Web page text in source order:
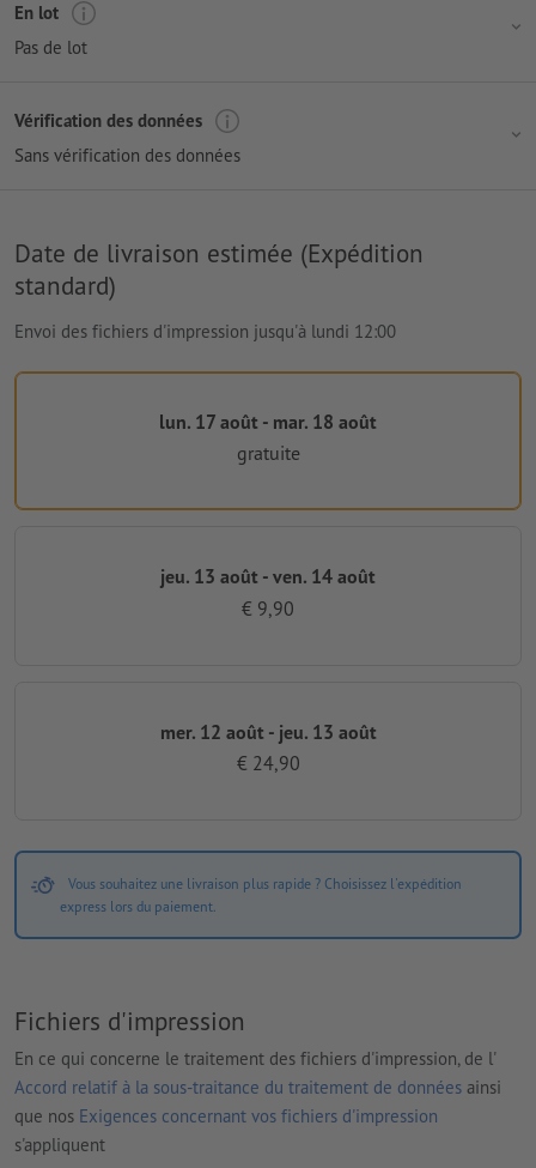
En lot
Pas de lot
Vérification des données
Sans vérification des données
Date de livraison estimée (Expédition
standard)
Envoi des fichiers d'impression jusqu'à lundi 12:00
lun. 17 août - mar. 18 août
gratuite
jeu. 13 août - ven. 14 août
€ 9,90
mer. 12 août - jeu. 13 août
€ 24,90
Vous souhaitez une livraison plus rapide ? Choisissez l'expédition
express lors du paiement.
Fichiers d'impression
En ce qui concerne le traitement des fichiers d'impression, de l'
Accord relatif à la sous-traitance du traitement de données ainsi
que nos Exigences concernant vos fichiers d'impression
s'appliquent